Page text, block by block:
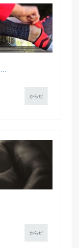
からだ
からだ